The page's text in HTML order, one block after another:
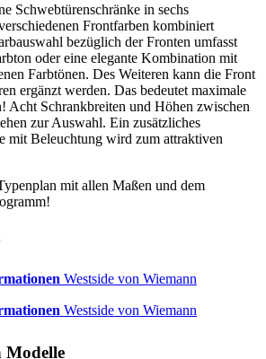
Schwebtürenschränke in sechs
Frontfarben kombiniert
bezüglich der Fronten umfasst
oder eine elegante Kombination mit
Farbtönen. Des Weiteren kann die Front
ergänzt werden. Das bedeutet maximale
Acht Schrankbreiten und Höhen zwischen
zur Auswahl. Ein zusätzliches
mit Beleuchtung wird zum attraktiven
mit allen Maßen und dem
Westside von Wiemann
Westside von Wiemann
Modelle